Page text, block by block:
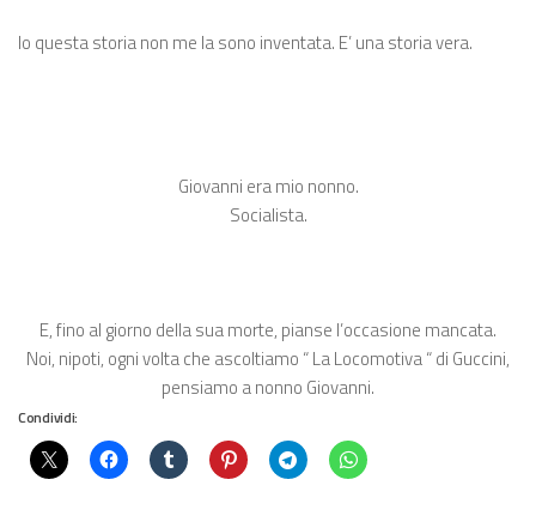
Io questa storia non me la sono inventata. E’ una storia vera.
Giovanni era mio nonno.
Socialista.
E, fino al giorno della sua morte, pianse l’occasione mancata.
Noi, nipoti, ogni volta che ascoltiamo “ La Locomotiva “ di Guccini,
pensiamo a nonno Giovanni.
Condividi: